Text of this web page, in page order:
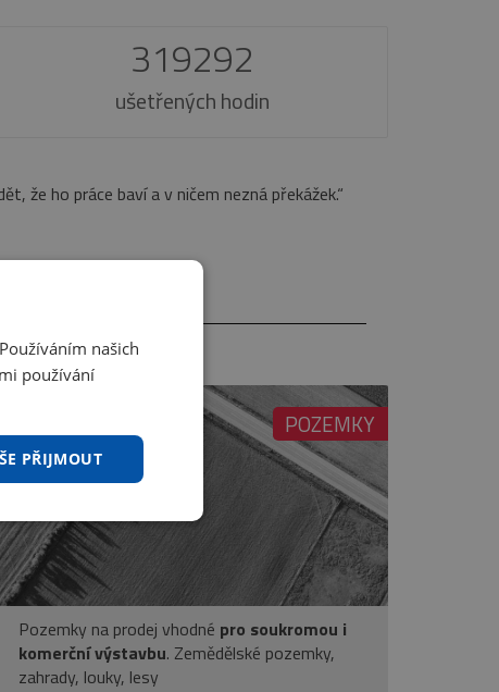
319292
ušetřených hodin
vysvetlila. Prodej domu jsem měla absolutně bez starostí.
POZEMKY
Pozemky na prodej vhodné pro soukromou i
komerční výstavbu. Zemědělské pozemky,
zahrady, louky, lesy
našich
používání
PŘIJMOUT